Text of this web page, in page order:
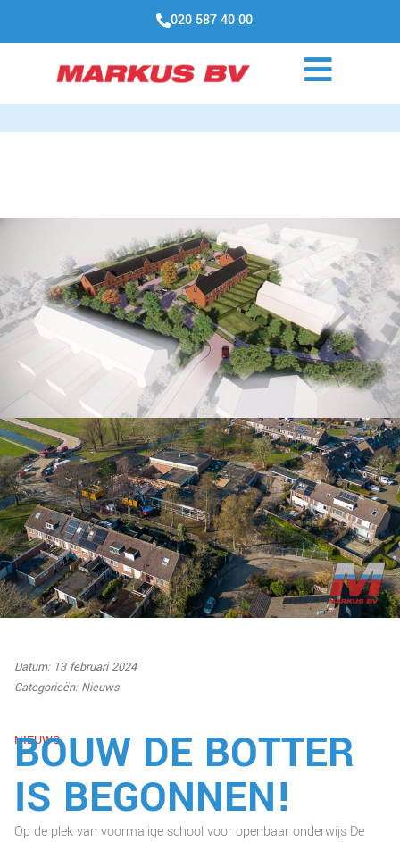
020 587 40 00
Datum: 13 februari 2024
Categorieën: Nieuws
NIEUWS
BOUW DE BOTTER
IS BEGONNEN!
Op de plek van voormalige school voor openbaar onderwijs De